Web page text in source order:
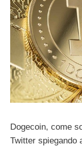
Dogecoin, come
Twitter spiegando